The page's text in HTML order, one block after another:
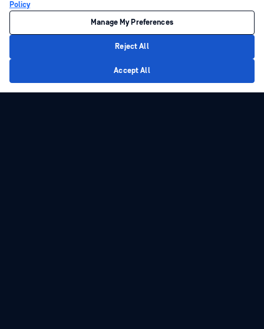
Policy
Manage My Preferences
Reject All
Accept All